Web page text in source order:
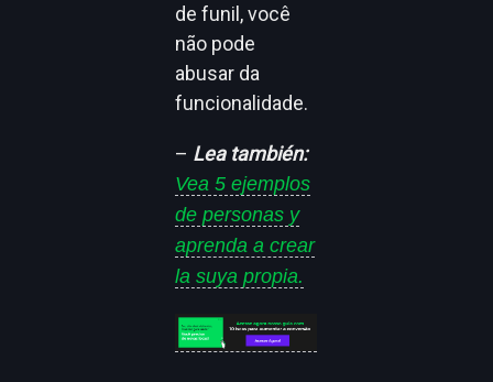
de funil, você
não pode
abusar da
funcionalidade.
– Lea también:
Vea 5 ejemplos
de personas y
aprenda a crear
la suya propia.